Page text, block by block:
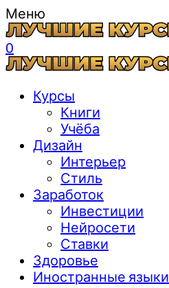
Меню
0
Курсы
Книги
Учёба
Дизайн
Интерьер
Стиль
Заработок
Инвестиции
Нейросети
Ставки
Здоровье
Иностранные языки